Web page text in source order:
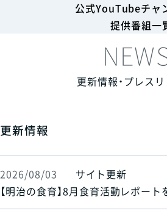
公式YouTubeチャ
提供番組一
更新情報・プレス
更新情報
2026/08/03
サイト更新
【明治の食育】8月食育活動レポート